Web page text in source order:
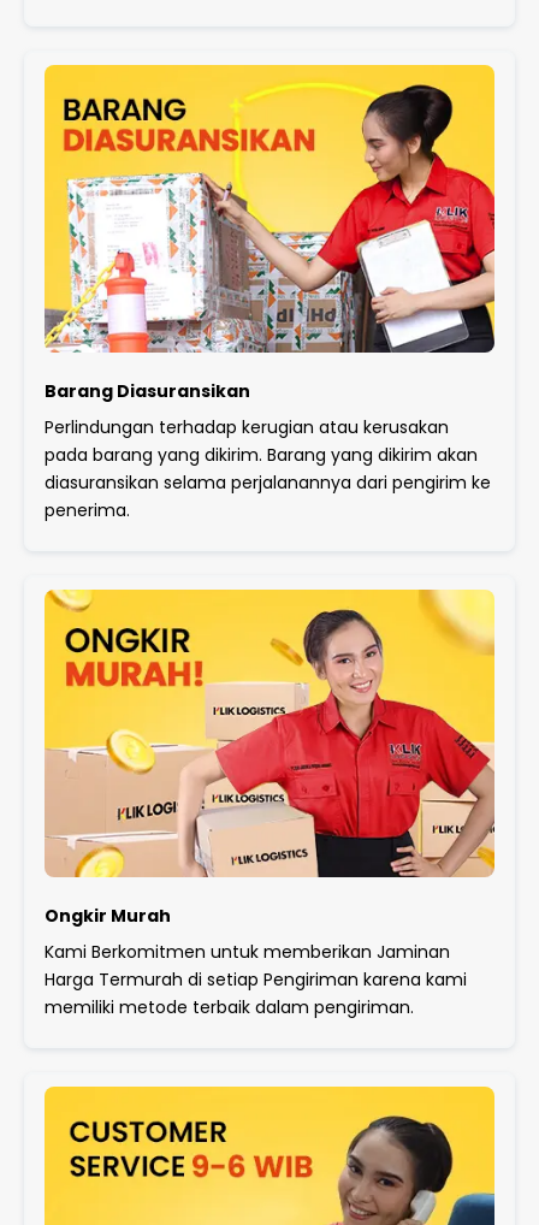
Barang Diasuransikan
Perlindungan terhadap kerugian atau kerusakan
pada barang yang dikirim. Barang yang dikirim akan
diasuransikan selama perjalanannya dari pengirim ke
penerima.
Ongkir Murah
Kami Berkomitmen untuk memberikan Jaminan
Harga Termurah di setiap Pengiriman karena kami
memiliki metode terbaik dalam pengiriman.